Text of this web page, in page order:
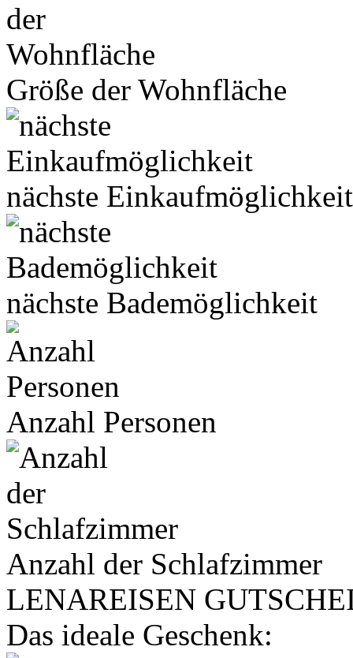
Größe der Wohnfläche
nächste Einkaufmöglichkeit
nächste Bademöglichkeit
Anzahl Personen
Anzahl der Schlafzimmer
LENAREISEN
Das ideale Geschenk: